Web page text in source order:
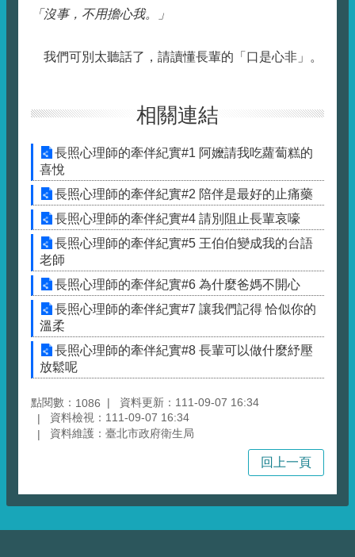
「沒事，不用擔心我。」
我們可別太聽話了，請讀懂長輩的「口是心非」。
相關連結
長照心理師的牽伴紀實#1 阿嬤請我吃蘿蔔糕的
喜悅
長照心理師的牽伴紀實#2 陪伴是最好的止痛藥
長照心理師的牽伴紀實#4 請別阻止長輩哀嚎
長照心理師的牽伴紀實#5 王伯伯變成我的台語
老師
長照心理師的牽伴紀實#6 為什麼爸媽不開心
長照心理師的牽伴紀實#7 讓我們記得 恰似你的
溫柔
長照心理師的牽伴紀實#8 長輩可以做什麼紓壓
放鬆呢
點閱數： 1086
資料更新：111-09-07 16:34
資料檢視：111-09-07 16:34
資料維護：臺北市政府衛生局
回上一頁